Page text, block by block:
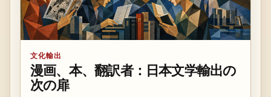
文化輸出
漫画、本、翻訳者：日本文学輸出の
次の扉